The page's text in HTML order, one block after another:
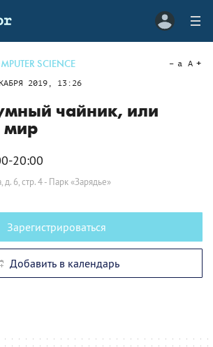
SCIENCE
2019, 13:26
a A
чайник, или
мир
20:00
д. 6, стр. 4- Парк «Зарядье»
Зарегистрироваться
Добавить в календарь